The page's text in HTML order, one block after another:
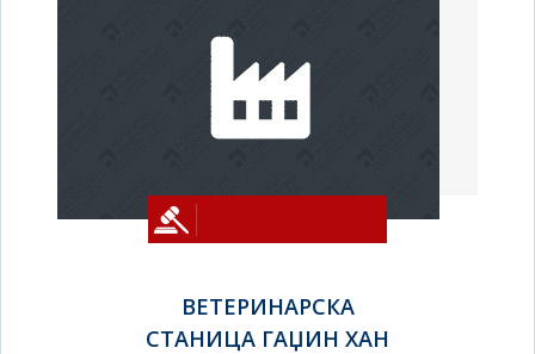
ВЕТЕРИНАРСКА
СТАНИЦА ГАЏИН ХАН